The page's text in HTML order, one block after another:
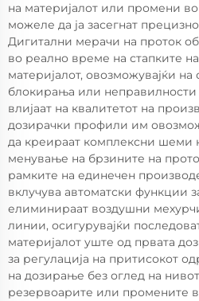
на материјалот или промени
можеле да ја засегнат
Дигитални мерачи на проток
во реално време на стапките
материјалот, овозможувајќи на
блокирања или неправилности
влијаат на квалитетот на
дозирачки профили им
да креираат комплексни шеми
менување на брзините на
рамките на единечен
вклучува автоматски функции
елиминираат воздушни
линии, осигурувајќи
материјалот уште од првата
за регулација на притисокот
на дозирање без оглед на
резервоарите или промените